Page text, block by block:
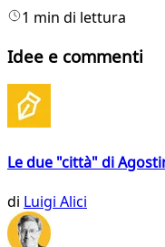
1 min di lettura
Idee e commenti
Le due "città" di
di Luigi Alici